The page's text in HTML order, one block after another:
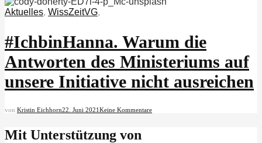
Aktuelles, WissZeitVG,
#IchbinHanna. Warum die
Antworten des Ministeriums auf
unsere Initiative nicht ausreichen
von Kristin Eichhorn22. Juni 2021Keine Kommentare
Mit Unterstützung von